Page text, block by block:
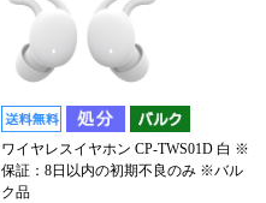
ワイヤレスイヤホン CP-TWS01D 白 ※
保証：8日以内の初期不良のみ ※バル
ク品